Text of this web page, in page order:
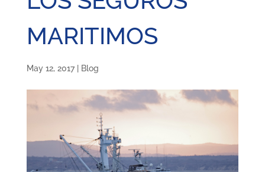
MARITIMOS
May 12, 2017| Blog